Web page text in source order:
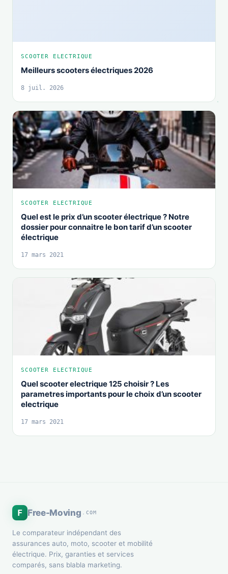
SCOOTER ELECTRIQUE
Meilleurs scooters électriques 2026
8 juil. 2026
SCOOTER ELECTRIQUE
Quel est le prix d’un scooter électrique ? Notre
dossier pour connaitre le bon tarif d’un scooter
électrique
17 mars 2021
SCOOTER ELECTRIQUE
Quel scooter electrique 125 choisir ? Les
parametres importants pour le choix d’un scooter
electrique
17 mars 2021
F Free-Moving .COM
Le comparateur indépendant des
assurances auto, moto, scooter et mobilité
électrique. Prix, garanties et services
comparés, sans blabla marketing.